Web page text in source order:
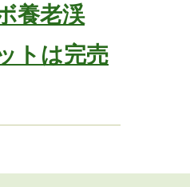
養老渓
トは完売